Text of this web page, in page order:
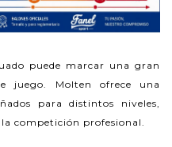
puede marcar una gran
juego. Molten ofrece una
para distintos niveles,
competición profesional.